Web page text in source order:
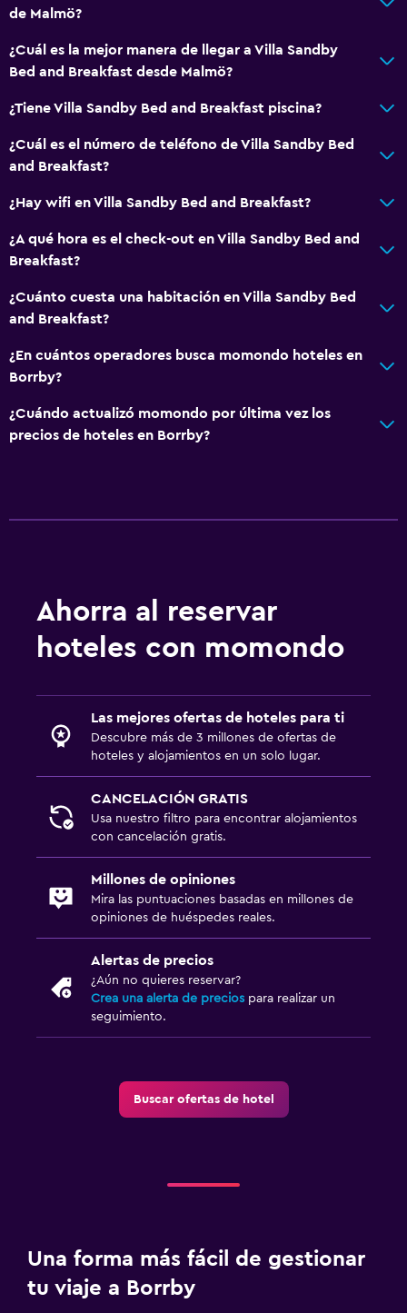
de Malmö?
¿Cuál es la mejor manera de llegar a Villa Sandby
Bed and Breakfast desde Malmö?
¿Tiene Villa Sandby Bed and Breakfast piscina?
¿Cuál es el número de teléfono de Villa Sandby Bed
and Breakfast?
¿Hay wifi en Villa Sandby Bed and Breakfast?
¿A qué hora es el check-out en Villa Sandby Bed and
Breakfast?
¿Cuánto cuesta una habitación en Villa Sandby Bed
and Breakfast?
¿En cuántos operadores busca momondo hoteles en
Borrby?
¿Cuándo actualizó momondo por última vez los
precios de hoteles en Borrby?
Ahorra al reservar
hoteles con momondo
Las mejores ofertas de hoteles para ti
Descubre más de 3 millones de ofertas de
hoteles y alojamientos en un solo lugar.
CANCELACIÓN GRATIS
Usa nuestro filtro para encontrar alojamientos
con cancelación gratis.
Millones de opiniones
Mira las puntuaciones basadas en millones de
opiniones de huéspedes reales.
Alertas de precios
¿Aún no quieres reservar?
Crea una alerta de precios para realizar un
seguimiento.
Buscar ofertas de hotel
Una forma más fácil de gestionar
tu viaje a Borrby